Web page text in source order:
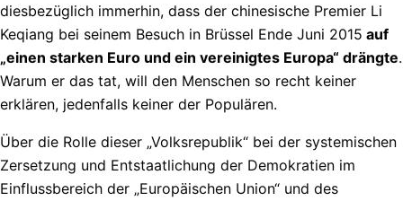
diesbezüglich immerhin, dass der chinesische Premier Li
Keqiang bei seinem Besuch in Brüssel Ende Juni 2015 auf
„einen starken Euro und ein vereinigtes Europa“ drängte.
Warum er das tat, will den Menschen so recht keiner
erklären, jedenfalls keiner der Populären.
Über die Rolle dieser „Volksrepublik“ bei der systemischen
Zersetzung und Entstaatlichung der Demokratien im
Einflussbereich der „Europäischen Union“ und des